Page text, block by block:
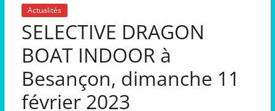
Actualités
SELECTIVE DRAGON
BOAT INDOOR à
Besançon, dimanche 11
février 2023